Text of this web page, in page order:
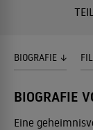
BIOGRAFIE
BIOGRAFIE
Eine